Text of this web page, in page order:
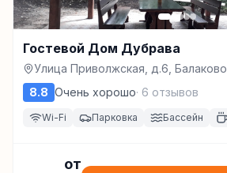
Гостевой Дом Дубрава
Улица Приволжская, д.6, Балаково
8.8 Очень хорошо· 6 отзывов
Wi-Fi Парковка Бассейн
от